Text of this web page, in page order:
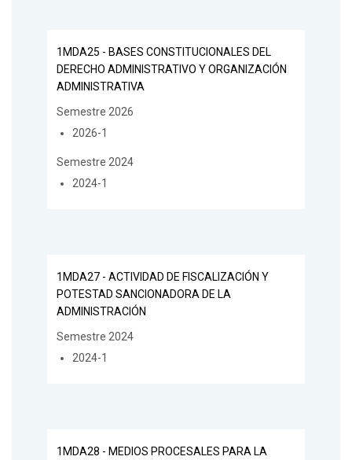
1MDA25 - BASES CONSTITUCIONALES DEL
DERECHO ADMINISTRATIVO Y ORGANIZACIÓN
ADMINISTRATIVA
Semestre 2026
2026-1
Semestre 2024
2024-1
1MDA27 - ACTIVIDAD DE FISCALIZACIÓN Y
POTESTAD SANCIONADORA DE LA
ADMINISTRACIÓN
Semestre 2024
2024-1
1MDA28 - MEDIOS PROCESALES PARA LA